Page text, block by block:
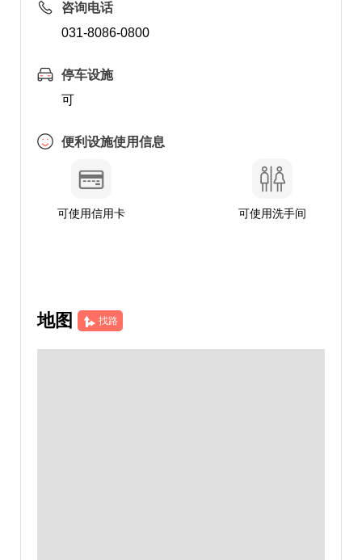
咨询电话
031-8086-0800
停车设施
可
便利设施使用信息
可使用信用卡 可使用洗手间
地图 找路